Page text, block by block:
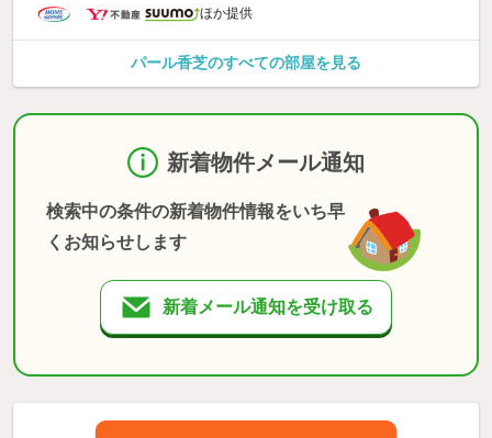
ほか提供
パール香芝のすべての部屋を見る
新着物件メール通知
検索中の条件の新着物件情報をいち早
くお知らせします
新着メール通知を受け取る